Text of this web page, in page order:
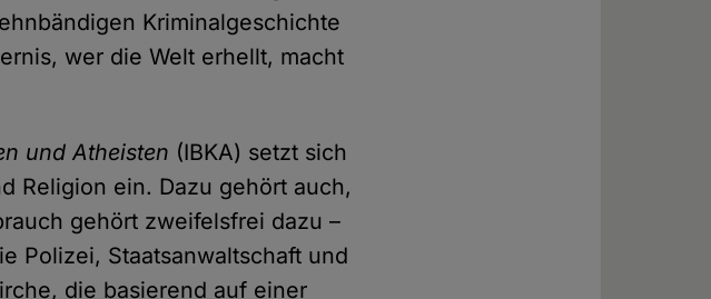
Kriminalgeschichte
wer die Welt erhellt, macht
und Atheisten (IBKA) setzt sich
Religion ein. Dazu gehört auch,
gehört zweifelsfrei dazu –
Polizei, Staatsanwaltschaft und
die basierend auf einer